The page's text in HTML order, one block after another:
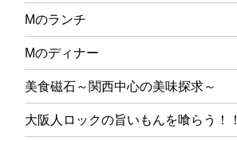
Mのランチ
Mのディナー
美食磁石～関西中心の美味探求～
大阪人ロックの旨いもんを喰らう！！